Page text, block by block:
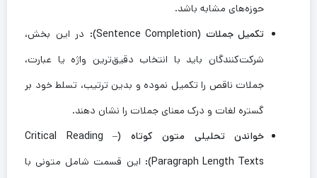
حوزه‌های مشابه باشد.
تکمیل جملات (Sentence Completion):
در این بخش،
شرکت‌کنندگان باید با انتخاب دقیق‌ترین واژه یا عبارت،
جملات ناقص را تکمیل نموده و بدین ترتیب، تسلط خود بر
گستره لغات و درک معنای جملات را نشان دهند.
خواندن تحلیلی متون کوتاه (Critical Reading –
Paragraph Length Texts):
این قسمت شامل متونی با